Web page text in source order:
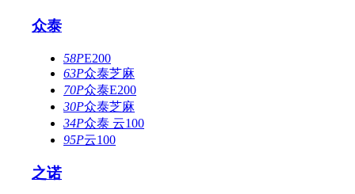
众泰
58PE200
63P众泰芝麻
70P众泰E200
30P众泰芝麻
34P众泰 云100
95P云100
之诺